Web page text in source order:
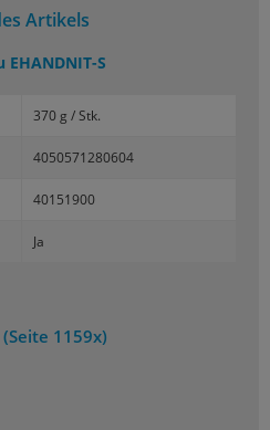
Artikels
EHANDNIT-S
370 g / Stk.
4050571280604
40151900
Ja
1159x)